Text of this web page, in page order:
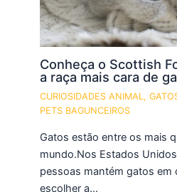
Conheça o Scottish
a raça mais cara de
CURIOSIDADES ANIMAL ,
PETS BAGUNCEIROS
Gatos estão entre os mais
mundo.Nos Estados
pessoas mantém gatos em
escolher a…